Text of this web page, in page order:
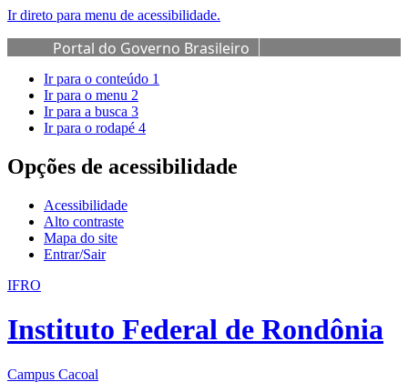
Ir direto para menu de acessibilidade.
Portal do Governo Brasileiro
Ir para o conteúdo 1
Ir para o menu 2
Ir para a busca 3
Ir para o rodapé 4
Opções de acessibilidade
Acessibilidade
Alto contraste
Mapa do site
Entrar/Sair
IFRO
Instituto Federal de Rondônia
Campus Cacoal